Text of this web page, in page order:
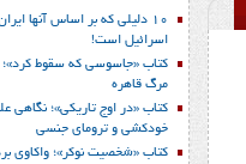
10 دلیلی که بر اساس آنها
اسرائیل است!
کتاب «جاسوسی که سقوط کرد»؛
مرگ قاهره
کتاب «در اوج تاریکی»؛ نگاهی
خودکشی و ترومای جنسی
کتاب «شخصیت نوکر»؛ واکاوی